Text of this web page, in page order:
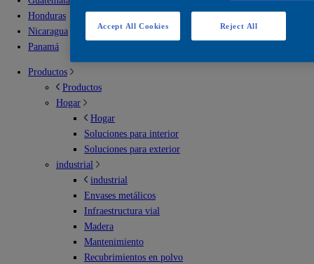
Honduras
Nicaragua
Panamá
Productos
Productos
Hogar
Hogar
Soluciones para interior
Soluciones para exterior
industrial
industrial
Envases metálicos
Infraestructura vial
Madera
Mantenimiento
Recubrimientos en polvo
Reject All
Accept All Cookies